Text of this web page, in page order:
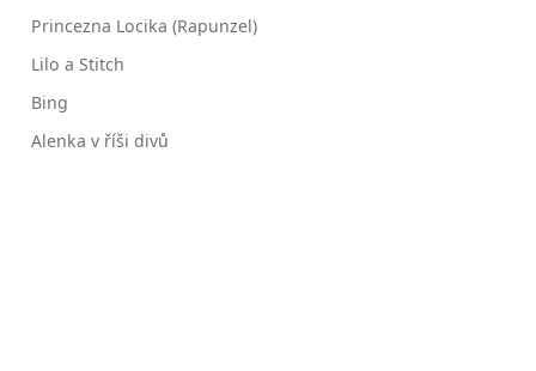
Princezna Locika (Rapunzel)
Lilo a Stitch
Bing
Alenka v říši divů